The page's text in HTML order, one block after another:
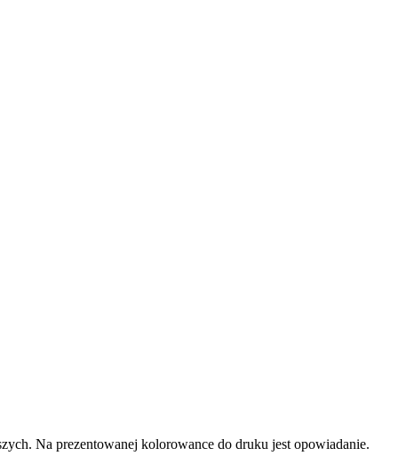
Na prezentowanej kolorowance do druku jest opowiadanie.